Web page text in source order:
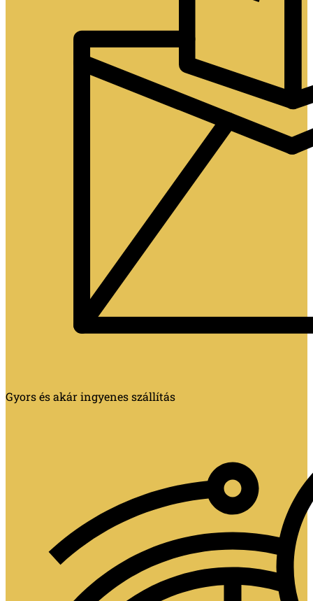
Gyors és akár ingyenes szállítás